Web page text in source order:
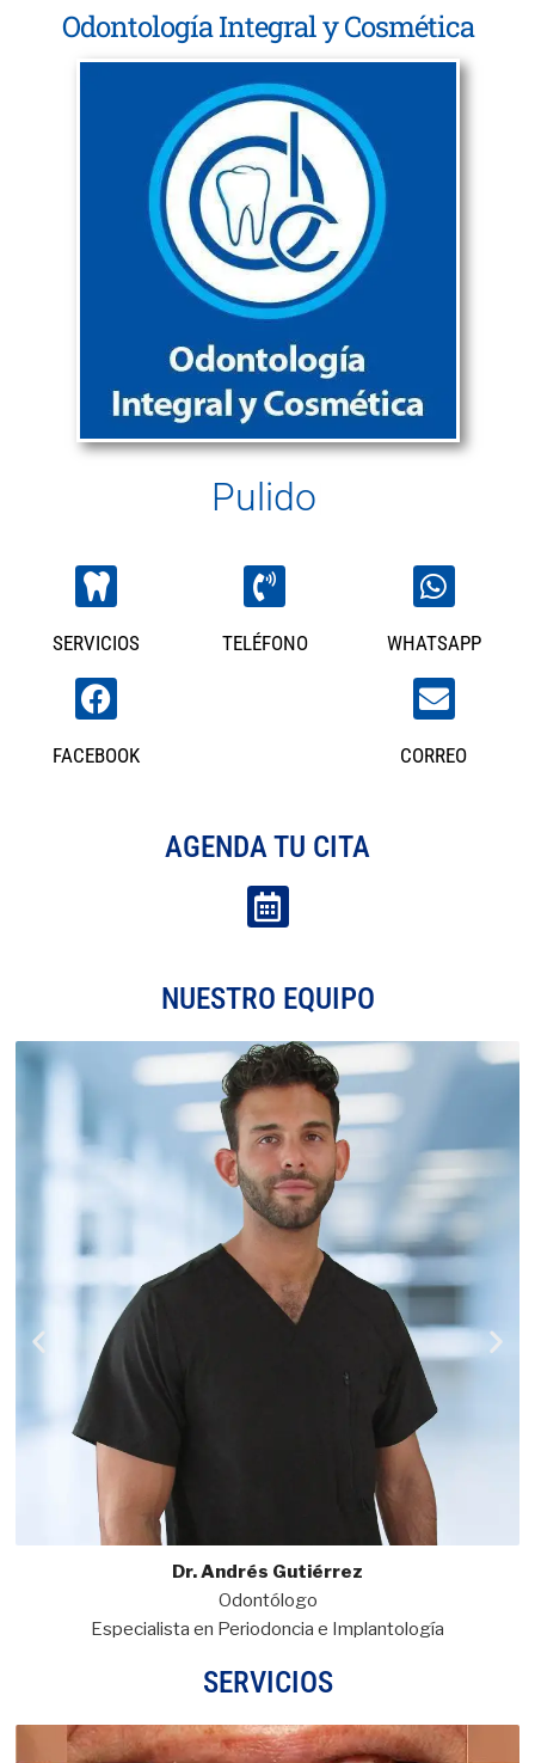
Odontología Integral y Cosmética
Pulido Dent
SERVICIOS TELÉFONO WHATSAPP
FACEBOOK CORREO
AGENDA TU CITA
NUESTRO EQUIPO
Dr. Andrés Gutiérrez
Odontólogo
Especialista en Periodoncia e Implantología
SERVICIOS